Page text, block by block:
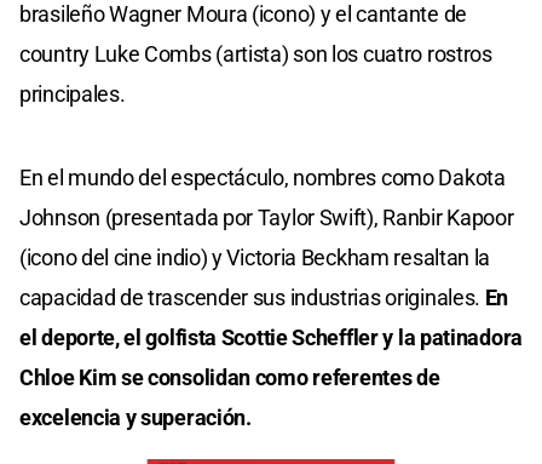
brasileño Wagner Moura (icono) y el cantante de
country Luke Combs (artista) son los cuatro rostros
principales.
En el mundo del espectáculo, nombres como Dakota
Johnson (presentada por Taylor Swift), Ranbir Kapoor
(icono del cine indio) y Victoria Beckham resaltan la
capacidad de trascender sus industrias originales. En
el deporte, el golfista Scottie Scheffler y la patinadora
Chloe Kim se consolidan como referentes de
excelencia y superación.